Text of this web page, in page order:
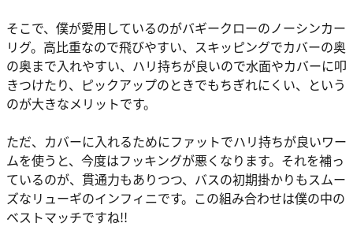
そこで、 僕が愛用しているのがバギークローのノーシンカー
リグ。高比重なので飛びやすい、スキッピングでカバーの奥
の奥まで入れやすい、ハリ持ちが良いので水面やカバーに叩
きつけたり、ピックアップのときでもちぎれにくい、という
のが大きなメリットです。
ただ、カバーに入れるためにファットでハリ持ちが良いワー
ムを使うと、今度はフッキングが悪くなります。それを補っ
ているのが、貫通力もありつつ、バスの初期掛かりもスムー
ズなリューギのインフィニです。この組み合わせは僕の中の
ベストマッチですね!!